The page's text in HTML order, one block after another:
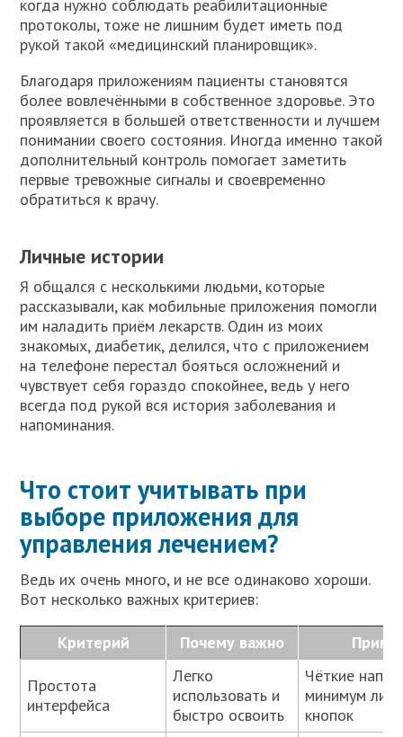
когда нужно соблюдать реабилитационные
протоколы, тоже не лишним будет иметь под
рукой такой «медицинский планировщик».
Благодаря приложениям пациенты становятся
более вовлечёнными в собственное здоровье. Это
проявляется в большей ответственности и лучшем
понимании своего состояния. Иногда именно такой
дополнительный контроль помогает заметить
первые тревожные сигналы и своевременно
обратиться к врачу.
Личные истории
Я общался с несколькими людьми, которые
рассказывали, как мобильные приложения помогли
им наладить приём лекарств. Один из моих
знакомых, диабетик, делился, что с приложением
на телефоне перестал бояться осложнений и
чувствует себя гораздо спокойнее, ведь у него
всегда под рукой вся история заболевания и
напоминания.
Что стоит учитывать при
выборе приложения для
управления лечением?
Ведь их очень много, и не все одинаково хороши.
Вот несколько важных критериев:
Критерий Почему важно
Простота
интерфейса
Легко
использовать и
быстро освоить
Чёткие
минимум
кнопок